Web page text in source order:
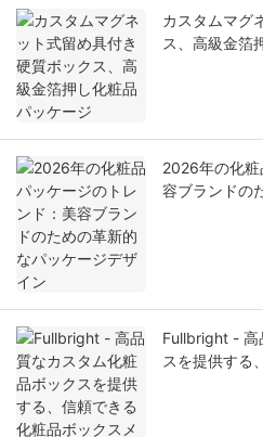
カスタムマグ
ス、高級金箔
2026年の化
容ブランドの
Fullbright - 高
スを提供する